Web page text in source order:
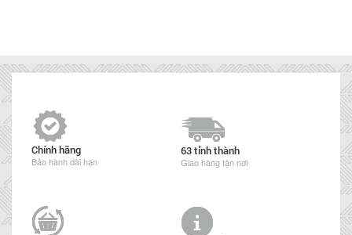
Chính hãng
Bảo hành dài hạn
63 tỉnh thành
Giao hàng tận nơi